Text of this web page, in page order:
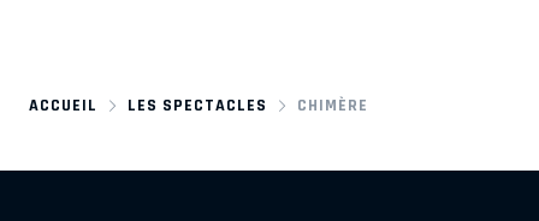
ACCUEIL LES SPECTACLES CHIMÈRE